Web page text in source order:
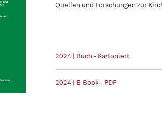
Quellen und Forschungen zur
2024 | Buch - Kartoniert
2024 | E-Book - PDF